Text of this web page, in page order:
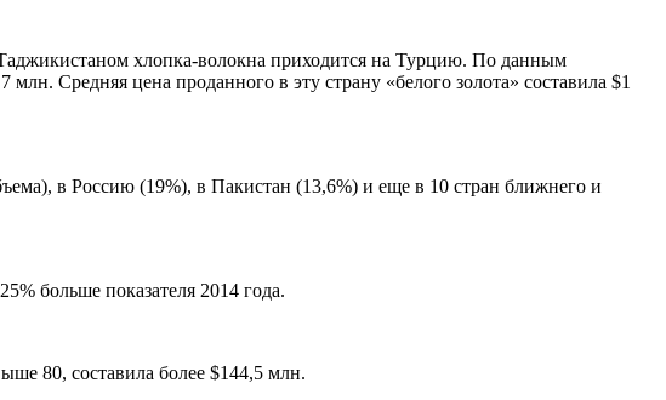
хлопка-волокна приходится на Турцию. По данным
Средняя цена проданного в эту страну «белого золота» составила $1
в Россию (19%), в Пакистан (13,6%) и еще в 10 стран ближнего и
больше показателя 2014 года.
80, составила более $144,5 млн.